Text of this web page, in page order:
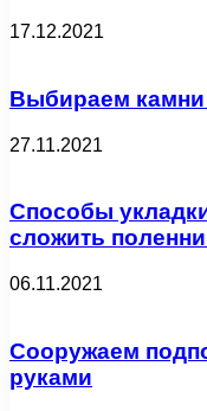
17.12.2021
Выбираем камни
27.11.2021
Способы
сложить
06.11.2021
Сооружаем
руками